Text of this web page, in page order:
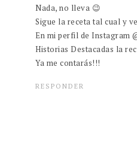
Nada, no lleva 😉
Sigue la receta tal cual y
En mi perfil de Instagram
Historias Destacadas la
Ya me contarás!!!
RESPONDER